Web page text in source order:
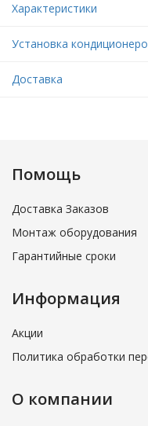
Характеристики
Установка
Доставка
Помощь
Доставка Заказов
Монтаж оборудования
Гарантийные сроки
Информация
Акции
Политика обработки
О компании